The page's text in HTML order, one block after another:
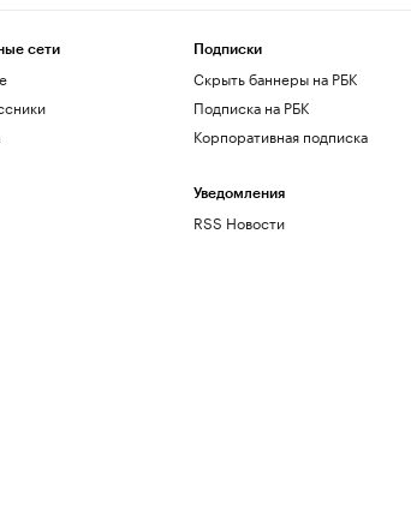
сети Подписки
Скрыть баннеры на РБК
Подписка на РБК
Корпоративная подписка
Уведомления
RSS Новости